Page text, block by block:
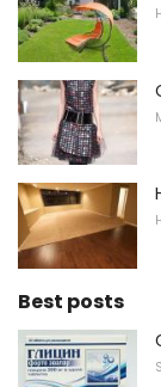
Best posts